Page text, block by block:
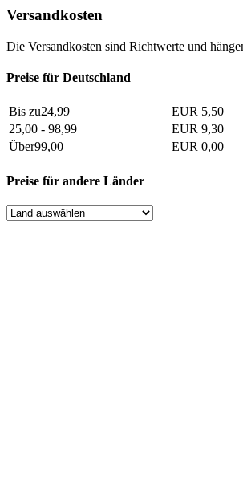
Versandkosten
Die Versandkosten sind Richtwerte und
Preise für Deutschland
Bis zu24,99
EUR 5,50
25,00 - 98,99
EUR 9,30
Über99,00
EUR 0,00
Preise für andere Länder